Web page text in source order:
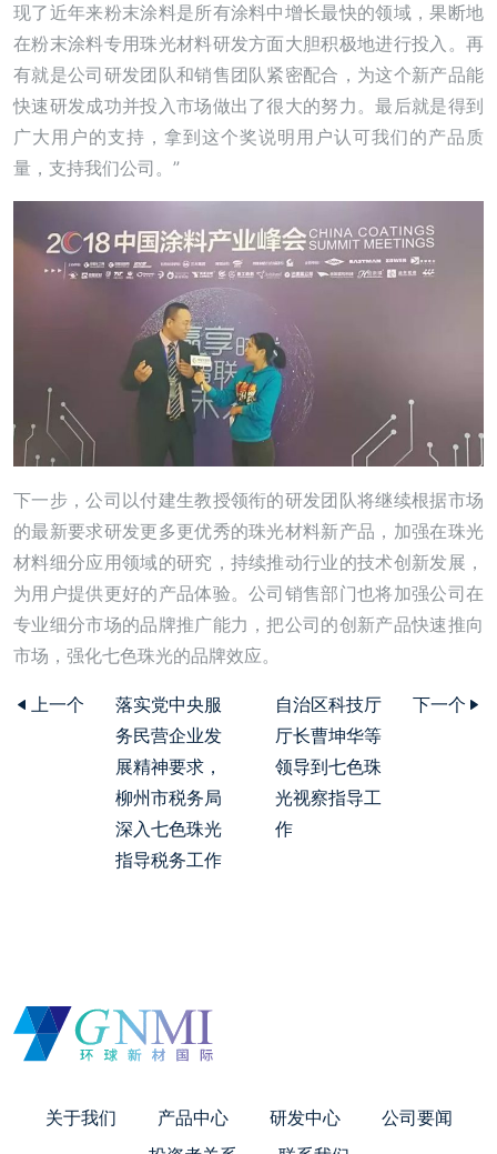
现了近年来粉末涂料是所有涂料中增长最快的领域，果断地
在粉末涂料专用珠光材料研发方面大胆积极地进行投入。再
有就是公司研发团队和销售团队紧密配合，为这个新产品能
快速研发成功并投入市场做出了很大的努力。最后就是得到
广大用户的支持，拿到这个奖说明用户认可我们的产品质
量，支持我们公司。”
下一步，公司以付建生教授领衔的研发团队将继续根据市场
的最新要求研发更多更优秀的珠光材料新产品，加强在珠光
材料细分应用领域的研究，持续推动行业的技术创新发展，
为用户提供更好的产品体验。公司销售部门也将加强公司在
专业细分市场的品牌推广能力，把公司的创新产品快速推向
市场，强化七色珠光的品牌效应。
上一个
落实党中央服
务民营企业发
展精神要求，
柳州市税务局
深入七色珠光
指导税务工作
自治区科技厅
厅长曹坤华等
领导到七色珠
光视察指导工
作
下一个
关于我们 产品中心 研发中心
公司要闻